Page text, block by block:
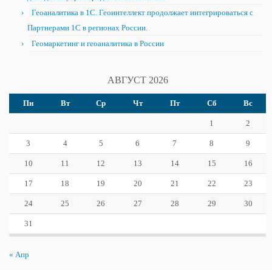
Геоаналитика в 1С. Геоинтеллект продолжает интегрироваться с
Партнерами 1С в регионах России.
Геомаркетинг и геоаналитика в России
АВГУСТ 2026
Пн Вт Ср Чт Пт Сб Вс
1 2
3 4 5 6 7 8 9
10 11 12 13 14 15 16
17 18 19 20 21 22 23
24 25 26 27 28 29 30
31
« Апр